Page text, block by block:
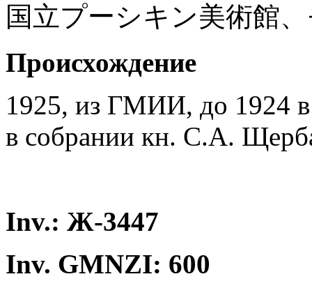
国立プーシキン美術館
Происхождение
1925, из ГМИИ, до 1924 в
в собрании кн. С.А.
Inv.: Ж-3447
Inv. GMNZI: 600